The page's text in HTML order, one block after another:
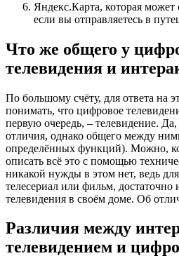
Яндекс.Карта, которая может
если вы отправляетесь в
Что же общего у
телевидения и
По большому счёту, для ответа на
понимать, что цифровое
первую очередь, – телевидение.
отличия, однако общего между
определённых функций). Можно,
описать всё это с помощью
никакой нужды в этом нет, ведь
телесериал или фильм, достаточно
телевидения в своём доме. Об
Различия между
телевидением и